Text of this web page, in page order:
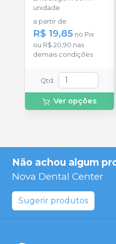
unidade
a partir de:
R$ 19,85 no Pix
ou R$ 20,90 nas
demais condições
Qtd :
Ver opções
Não achou algum
Nova Dental Center
Sugerir produtos